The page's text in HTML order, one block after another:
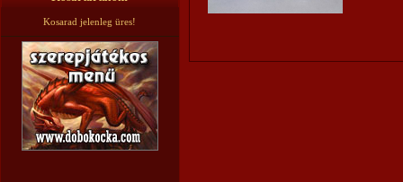
Kosarad jelenleg üres!